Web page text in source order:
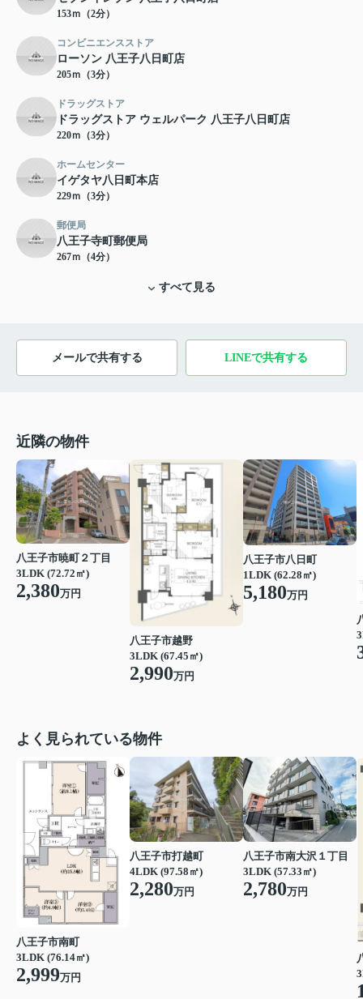
153ｍ（2分）
コンビニエンスストア
ローソン 八王子八日町店
205ｍ（3分）
ドラッグストア
ドラッグストア ウェルパーク 八王子八日町店
220ｍ（3分）
ホームセンター
イゲタヤ八日町本店
229ｍ（3分）
郵便局
八王子寺町郵便局
267ｍ（4分）
すべて見る
メールで共有する LINEで共有する
近隣の物件
八王子市暁町２丁目
3LDK (72.72㎡)
2,380万円
八王子市越野
3LDK (67.45㎡)
2,990万円
八王子市八日町
1LDK (62.28㎡)
5,180万円
よく見られている物件
八王子市南町
3LDK (76.14㎡)
2,999万円
八王子市打越町
4LDK (97.58㎡)
2,280万円
八王子市南大沢１丁目
3LDK (57.33㎡)
2,780万円